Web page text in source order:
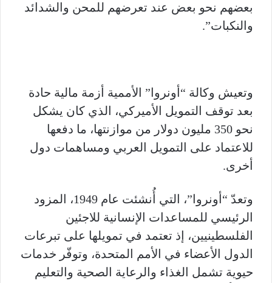
بعضهم نحو بعض عند تعرضهم للمحن والشدائد
والنكبات”.
وتعيش وكالة “أونروا” الأممية أزمة مالية حادة
بعد توقف التمويل الأميركي، الذي كان يشكل
نحو 350 مليون دولار من موازنتها، ما دفعها
للاعتماد على التمويل العربي ومساهمات دول
أخرى.
وتعدّ “أونروا”، التي أُنشئت عام 1949، المزود
الرئيسي للمساعدات الإنسانية للاجئين
الفلسطينيين، إذ تعتمد في تمويلها على تبرعات
الدول الأعضاء في الأمم المتحدة، وتوفّر خدمات
حيوية تشمل الغذاء والرعاية الصحية والتعليم